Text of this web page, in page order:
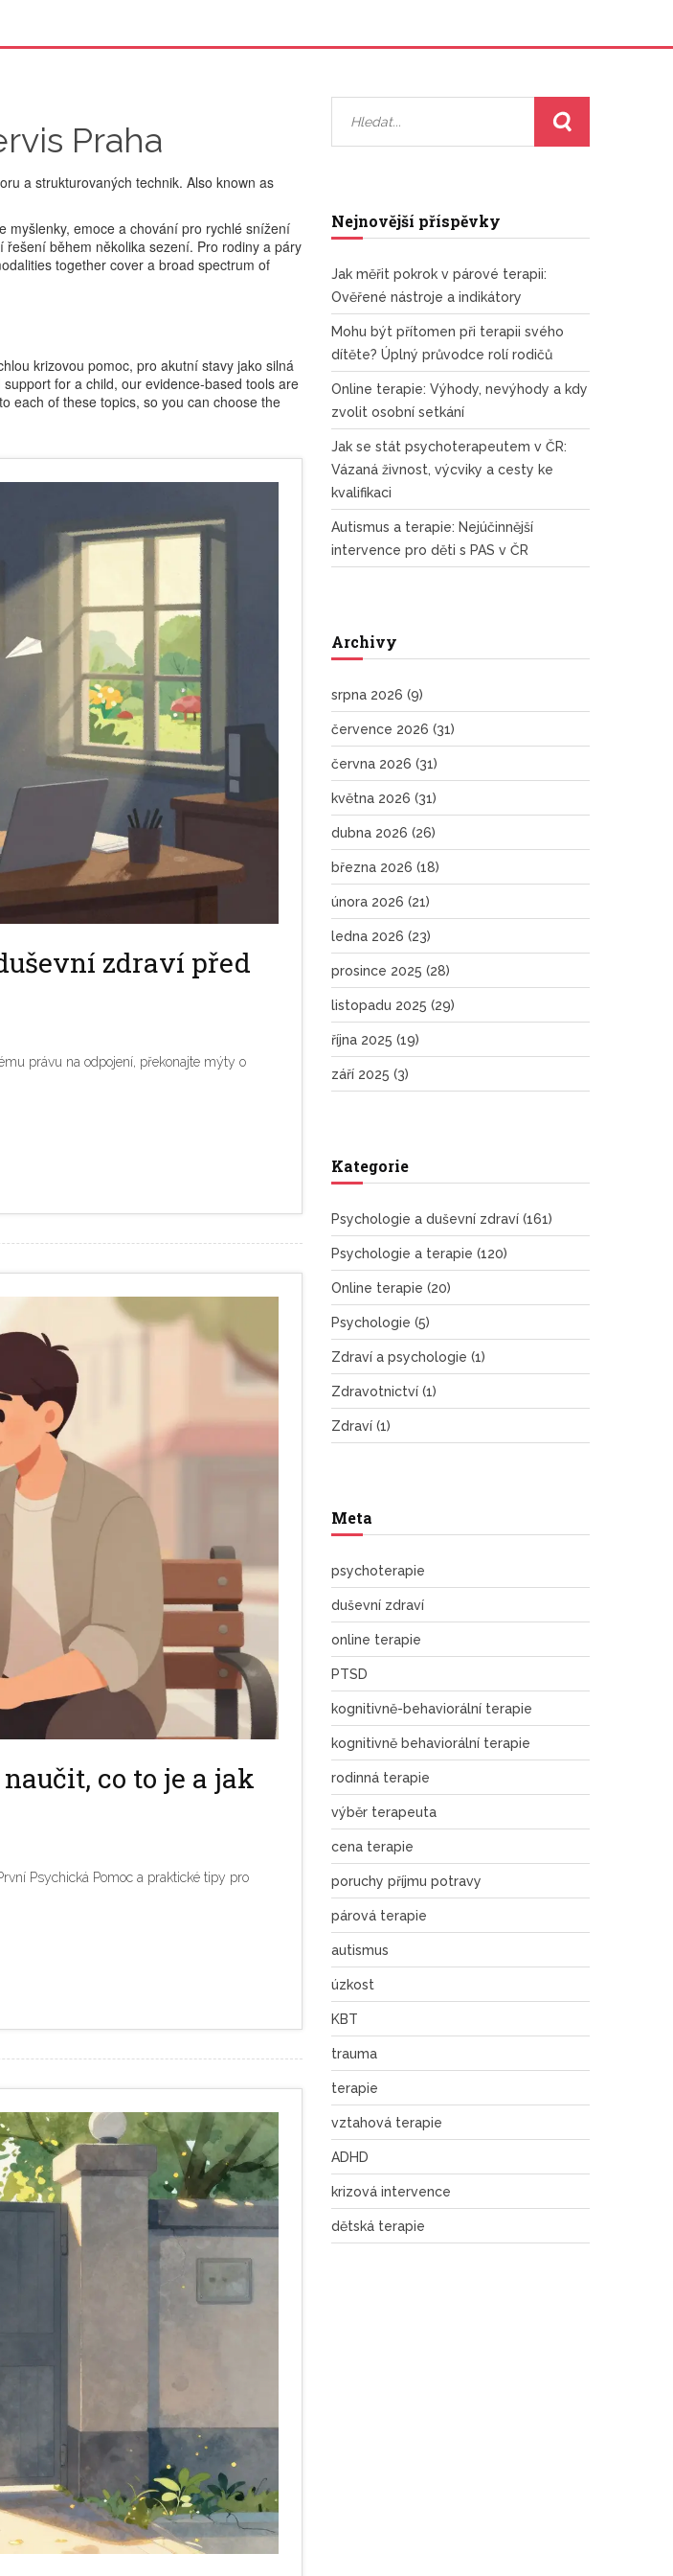
Praha
a strukturovaných technik. Also known as
myšlenky, emoce a chování pro rychlé snížení
řešení během několika sezení. Pro rodiny a páry
together cover a broad spectrum of
krizovou pomoc, pro akutní stavy jako silná
for a child, our evidence‑based tools are
each of these topics, so you can choose the
zdraví před
právu na odpojení, překonajte mýty o
co to je a jak
Psychická Pomoc a praktické tipy pro
Nejnovější příspěvky
Jak měřit pokrok v párové terapii:
Ověřené nástroje a indikátory
Mohu být přítomen při terapii svého
dítěte? Úplný průvodce rolí rodičů
Online terapie: Výhody, nevýhody a kdy
zvolit osobní setkání
Jak se stát psychoterapeutem v ČR:
Vázaná živnost, výcviky a cesty ke
kvalifikaci
Autismus a terapie: Nejúčinnější
intervence pro děti s PAS v ČR
Archivy
srpna 2026 (9)
července 2026 (31)
června 2026 (31)
května 2026 (31)
dubna 2026 (26)
března 2026 (18)
února 2026 (21)
ledna 2026 (23)
prosince 2025 (28)
listopadu 2025 (29)
října 2025 (19)
září 2025 (3)
Kategorie
Psychologie a duševní zdraví (161)
Psychologie a terapie (120)
Online terapie (20)
Psychologie (5)
Zdraví a psychologie (1)
Zdravotnictví (1)
Zdraví (1)
Meta
psychoterapie
duševní zdraví
online terapie
PTSD
kognitivně-behaviorální terapie
kognitivně behaviorální terapie
rodinná terapie
výběr terapeuta
cena terapie
poruchy příjmu potravy
párová terapie
autismus
úzkost
KBT
trauma
terapie
vztahová terapie
ADHD
krizová intervence
dětská terapie